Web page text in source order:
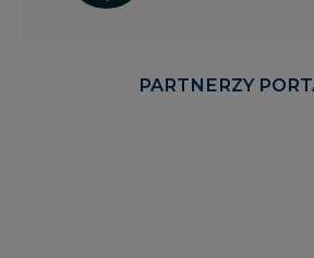
PARTNERZY